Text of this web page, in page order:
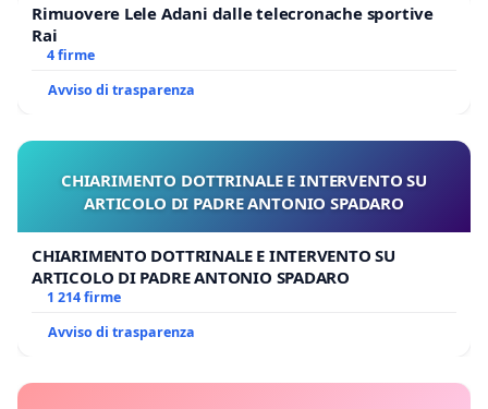
Rimuovere Lele Adani dalle telecronache sportive
Rai
4 firme
Avviso di trasparenza
CHIARIMENTO DOTTRINALE E INTERVENTO SU
ARTICOLO DI PADRE ANTONIO SPADARO
CHIARIMENTO DOTTRINALE E INTERVENTO SU
ARTICOLO DI PADRE ANTONIO SPADARO
1 214 firme
Avviso di trasparenza